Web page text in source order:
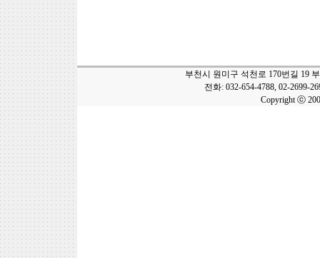
부천시 원미구 석천로 170번길 19
전화: 032-654-4788, 02-2699-
Copyright ⓒ